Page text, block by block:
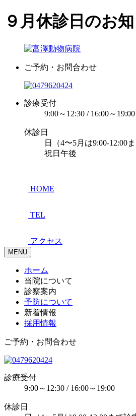
９月休診日のお
ご予約・お問合わせ
診療受付
9:00～12:30 / 16:00～19:00
休診日
日（4〜5月は9:00-12:00ま
祝日午後
HOME
TEL
アクセス
MENU
ホーム
当院について
診察案内
予防について
新着情報
採用情報
ご予約・お問合わせ
診療受付
9:00～12:30 / 16:00～19:00
休診日